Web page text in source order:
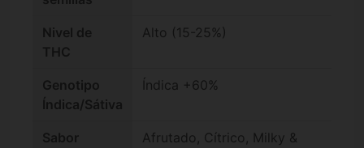
Nivel de
THC
Alto (15-25%)
Genotipo
Índica/Sátiva
Índica +60%
Sabor
Afrutado, Cítrico, Milky &